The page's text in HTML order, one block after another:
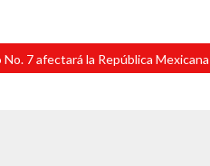
No. 7 afectará la República Mexicana